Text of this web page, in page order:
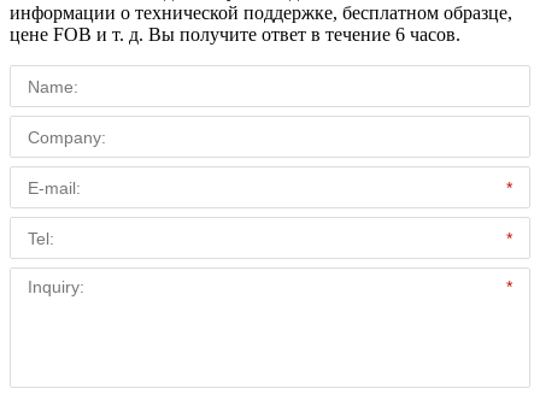
информации о технической поддержке, бесплатном образце,
цене FOB и т. д. Вы получите ответ в течение 6 часов.